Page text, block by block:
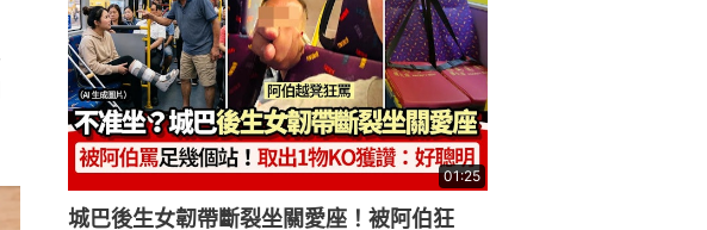
01:25
城巴後生女韌帶斷裂坐關愛座！被阿伯狂